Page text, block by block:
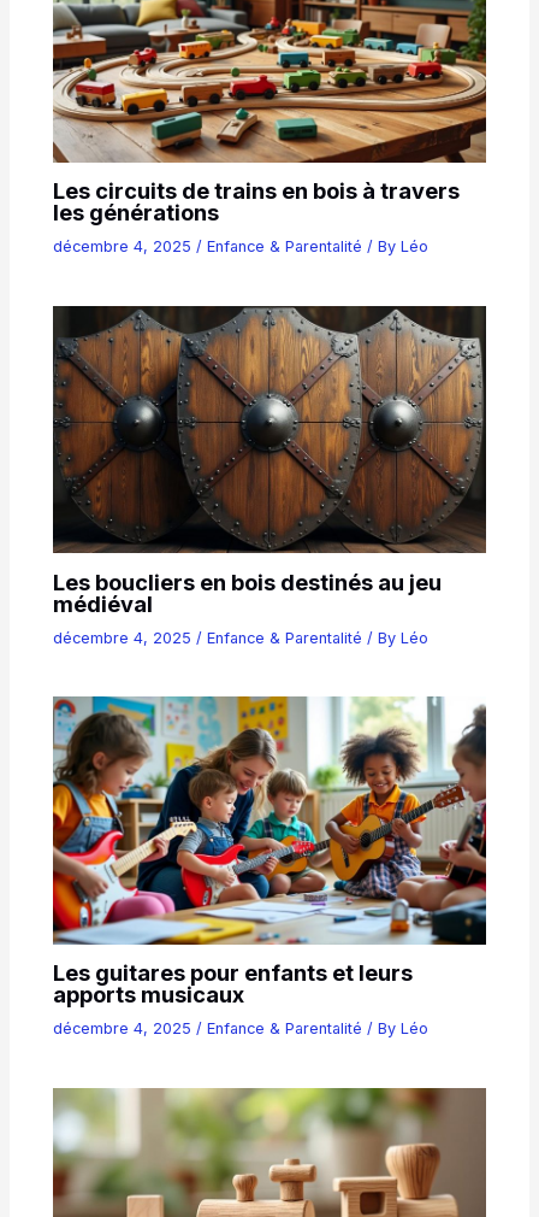
Les circuits de trains en bois à travers
les générations
décembre 4, 2025/Enfance & Parentalité / ByLéo
Les boucliers en bois destinés au jeu
médiéval
décembre 4, 2025 /Enfance & Parentalité / ByLéo
Les guitares pour enfants et leurs
apports musicaux
décembre 4, 2025/Enfance & Parentalité / ByLéo